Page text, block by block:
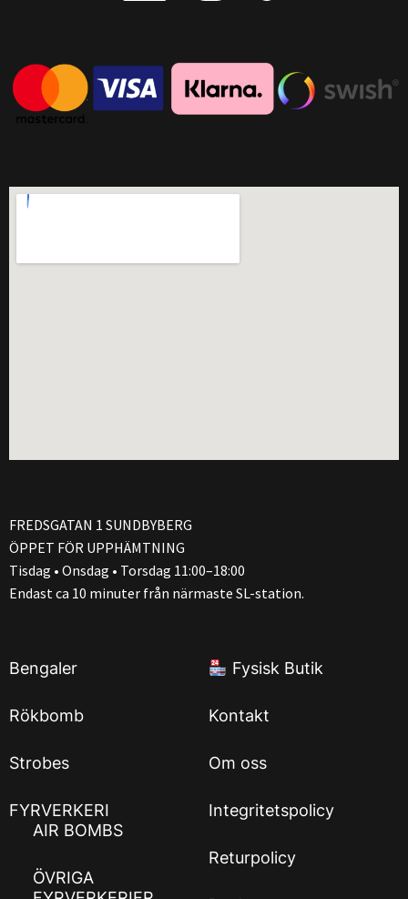
FREDSGATAN 1 SUNDBYBERG
ÖPPET FÖR UPPHÄMTNING
Tisdag • Onsdag • Torsdag 11:00–18:00
Endast ca 10 minuter från närmaste SL-station.
Bengaler
Rökbomb
Strobes
FYRVERKERI
AIR BOMBS
ÖVRIGA
Fysisk Butik
Kontakt
Om oss
Integritetspolicy
Returpolicy